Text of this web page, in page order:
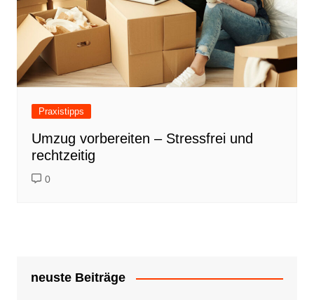
Praxistipps
Umzug vorbereiten – Stressfrei und
rechtzeitig
0
neuste Beiträge